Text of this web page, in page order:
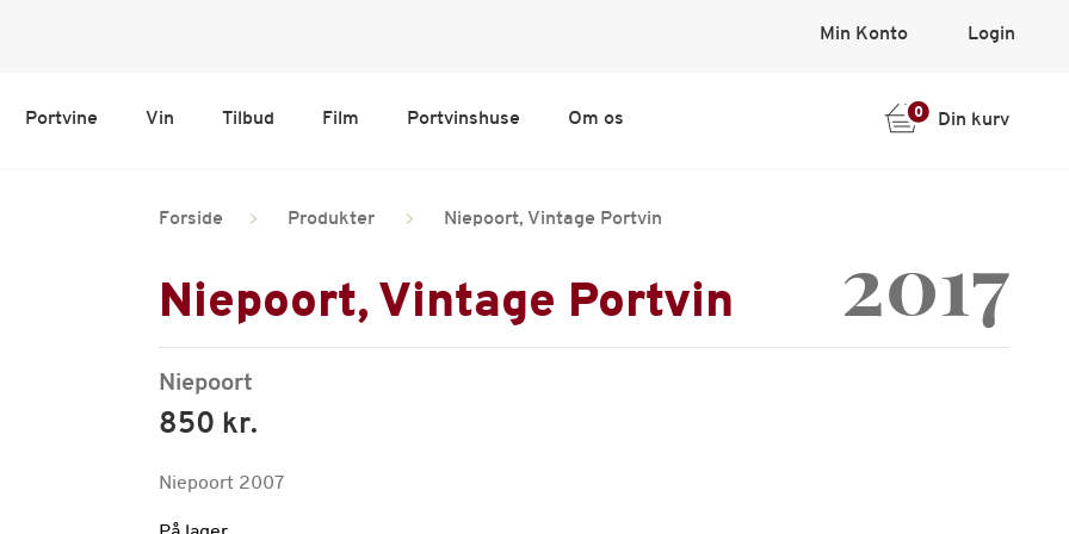
Min Konto Login
Portvine Vin Tilbud Film Portvinshuse Om os 0 Din kurv
Forside Produkter Niepoort, Vintage Portvin
Niepoort, Vintage Portvin 2017
Niepoort
850 kr.
Niepoort 2007